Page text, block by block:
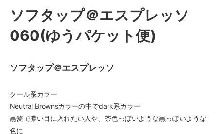
ソフタップ＠エスプレッソ
060(ゆうパケット便)
ソフタップ＠エスプレッソ
クール系カラー
Neutral Brownsカラーの中でdark系カラー
黒髪で濃い目に入れたい人や、茶色っぽいような黒っぽいような
色に